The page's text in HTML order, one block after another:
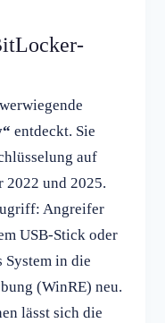
entdeckt. Sie
auf
2022 und 2025.
Angreifer
USB-Stick oder
System in die
(WinRE) neu.
lässt sich die